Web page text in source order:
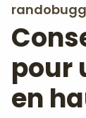
pour
en